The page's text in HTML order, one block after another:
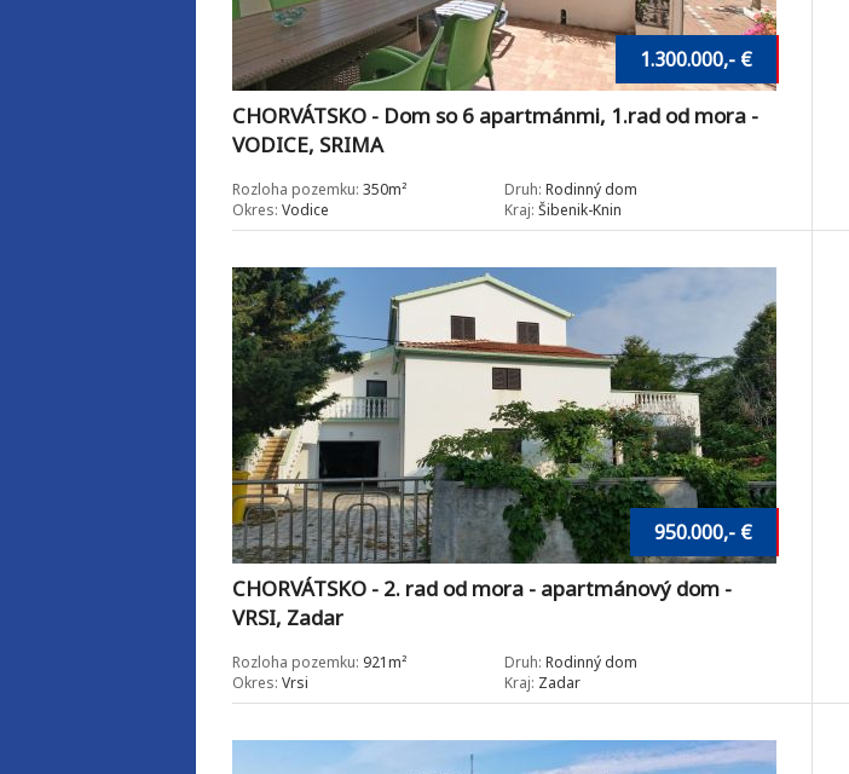
CHORVÁTSKO - Dom so 6 apartmánmi, 1.rad od mora -
VODICE, SRIMA
1.300.000,- €
Rozloha pozemku: 350m² Druh: Rodinný dom
Okres: Vodice Kraj: Šibenik-Knin
CHORVÁTSKO - 2. rad od mora - apartmánový dom -
VRSI, Zadar
950.000,- €
Rozloha pozemku: 921m² Druh: Rodinný dom
Okres: Vrsi Kraj: Zadar